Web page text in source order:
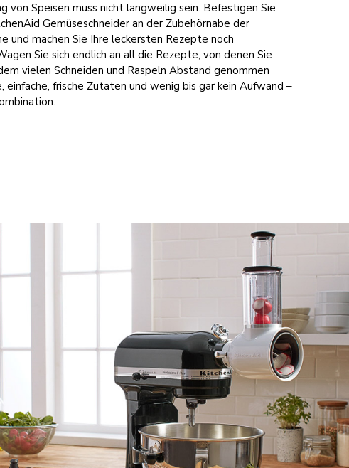
von Speisen muss nicht langweilig sein. Befestigen Sie
Gemüseschneider an der Zubehörnabe der
und machen Sie Ihre leckersten Rezepte noch
Sie sich endlich an all die Rezepte, von denen Sie
vielen Schneiden und Raspeln Abstand genommen
einfache, frische Zutaten und wenig bis gar kein Aufwand –